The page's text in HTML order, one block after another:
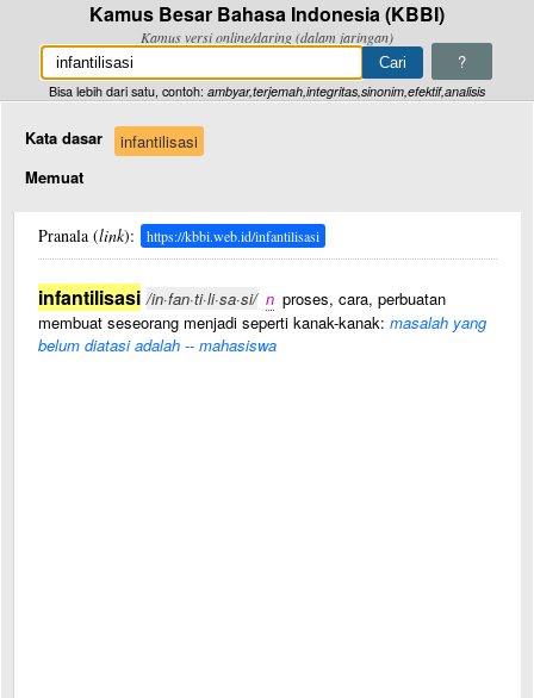
Kamus Besar Bahasa Indonesia (KBBI)
Kamus versi online/daring (dalam jaringan)
?
Bisa lebih dari satu, contoh: ambyar,terjemah,integritas,sinonim,efektif,analisis
Kata dasar
infantilisasi
Memuat
Pranala (link): https://kbbi.web.id/infantilisasi
infantilisasi /in·fan·ti·li·sa·si/ n proses, cara, perbuatan
membuat seseorang menjadi seperti kanak-kanak: masalah yang
belum diatasi adalah -- mahasiswa